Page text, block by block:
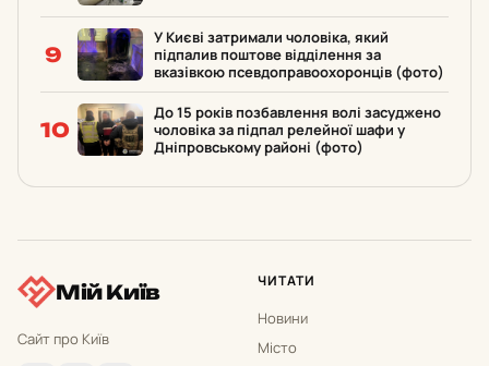
9
У Києві затримали чоловіка, який
підпалив поштове відділення за
вказівкою псевдоправоохоронців (фото)
10
До 15 років позбавлення волі засуджено
чоловіка за підпал релейної шафи у
Дніпровському районі (фото)
Мій Київ
Сайт про Київ
ЧИТАТИ
Новини
Місто